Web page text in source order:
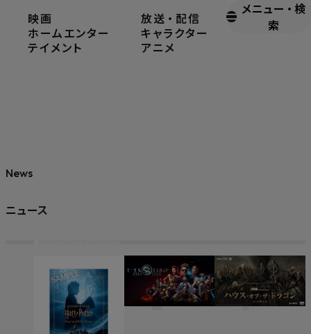
映画
ホームエンター
テイメント
放送 ・ 配信
キャラクター
アニメ
メニュー ・ 検
索
News
ニュース